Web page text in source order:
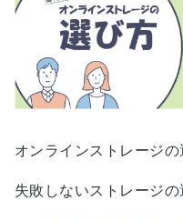
オンラインストレージ
失敗しないストレージ